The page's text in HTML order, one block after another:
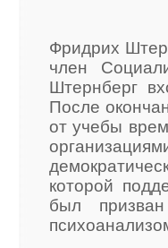
Фридрих
член
Штернберг
После
от учебы
которой
был